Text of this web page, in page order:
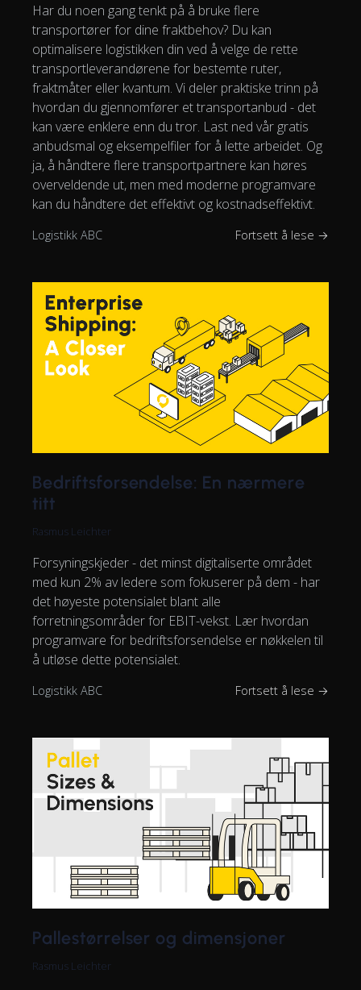
Har du noen gang tenkt på å bruke flere
transportører for dine fraktbehov? Du kan
optimalisere logistikken din ved å velge de rette
transportleverandørene for bestemte ruter,
fraktmåter eller kvantum. Vi deler praktiske trinn på
hvordan du gjennomfører et transportanbud - det
kan være enklere enn du tror. Last ned vår gratis
anbudsmal og eksempelfiler for å lette arbeidet. Og
ja, å håndtere flere transportpartnere kan høres
overveldende ut, men med moderne programvare
kan du håndtere det effektivt og kostnadseffektivt.
Logistikk ABC Fortsett å lese →
Bedriftsforsendelse: En nærmere
titt
Rasmus Leichter
Forsyningskjeder - det minst digitaliserte området
med kun 2% av ledere som fokuserer på dem - har
det høyeste potensialet blant alle
forretningsområder for EBIT-vekst. Lær hvordan
programvare for bedriftsforsendelse er nøkkelen til
å utløse dette potensialet.
Logistikk ABC Fortsett å lese →
Pallestørrelser og dimensjoner
Rasmus Leichter